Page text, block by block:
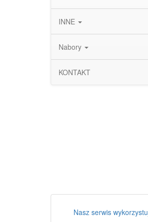
INNE
Nabory
KONTAKT
Nasz serwis